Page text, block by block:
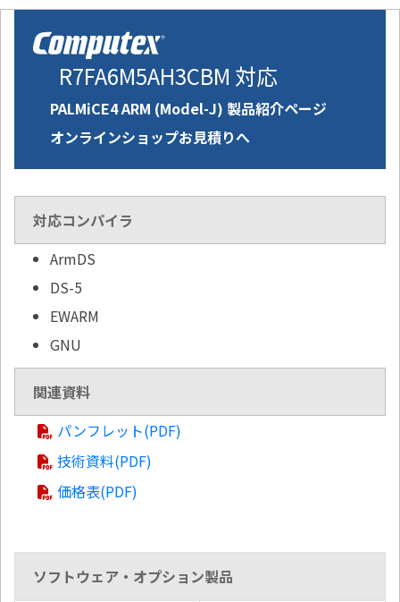
R7FA6M5AH3CBM 対応
PALMiCE4 ARM (Model-J) 製品紹介ページ
オンラインショップお見積りへ
対応コンパイラ
ArmDS
DS-5
EWARM
GNU
関連資料
パンフレット(PDF)
技術資料(PDF)
価格表(PDF)
ソフトウェア・オプション製品